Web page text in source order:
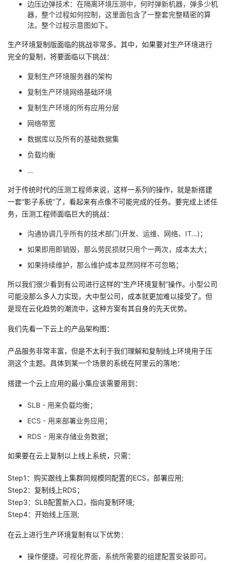
边压边弹技术：在隔离环境压测中，何时弹新机器，弹多少机
器，整个过程如何控制，这里面包含了一整套完整精密的算
法。整个过程示意图如下。
生产环境复制版面临的挑战非常多。其中，如果要对生产环境进行
完全的复制，将要面临以下挑战：
复制生产环境服务器的架构
复制生产环境网络基础环境
复制生产环境的所有应用分层
网络带宽
数据库以及所有的基础数据集
负载均衡
…
对于传统时代的压测工程师来说，这样一系列的操作，就是新搭建
一套“影子系统”了，看起来有点像不可能完成的任务。要完成上述任
务，压测工程师面临巨大的挑战：
沟通协调几乎所有的技术部门(开发、运维、网络、IT…)；
如果即用即销毁，那么劳民损财只用个一两次，成本太大；
如果持续维护，那么维护成本显然同样不可忽略；
所以我们很少看到有公司进行这样的“生产环境复制”操作。小型公司
可能没那么多人力实现，大中型公司，成本就更加难以接受了。但
是现在云化趋势的潮流中，这种方案有其自身的先天优势。
我们先看一下云上的产品架构图：
产品服务非常丰富，但是不太利于我们理解和复制线上环境用于压
测这个主题。具体到某一个场景的系统在阿里云的落地：
搭建一个云上应用的最小集应该需要用到：
SLB - 用来负载均衡；
ECS - 用来部署业务应用；
RDS - 用来存储业务数据；
如果要在云上复制以上线上系统，只需：
Step1：购买跟线上集群同规模同配置的ECS，部署应用;
Step2：复制线上RDS；
Step3：SLB配置新入口，指向复制环境;
Step4：开始线上压测;
在云上进行生产环境复制有以下优势：
操作便捷。可视化界面，系统所需要的组建配置安装即可。